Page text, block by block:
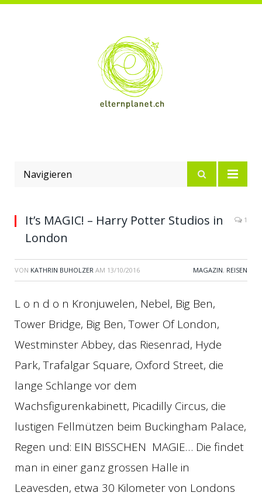
Navigieren
It’s MAGIC! – Harry Potter Studios in
London
1
VON KATHRIN BUHOLZER AM 13/10/2016 MAGAZIN, REISEN
L o n d o n Kronjuwelen, Nebel, Big Ben,
Tower Bridge, Big Ben, Tower Of London,
Westminster Abbey, das Riesenrad, Hyde
Park, Trafalgar Square, Oxford Street, die
lange Schlange vor dem
Wachsfigurenkabinett, Picadilly Circus, die
lustigen Fellmützen beim Buckingham Palace,
Regen und: EIN BISSCHEN MAGIE… Die findet
man in einer ganz grossen Halle in
Leavesden, etwa 30 Kilometer von Londons